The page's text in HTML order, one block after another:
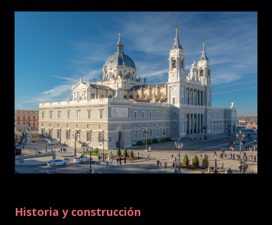
Historia y construcción